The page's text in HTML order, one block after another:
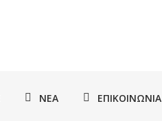
ΝΈΑ ΕΠΙΚΟΙΝΩΝΊΑ